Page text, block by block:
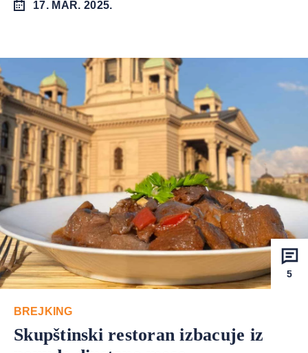
17. MAR. 2025.
5
BREJKING
Skupštinski restoran izbacuje iz